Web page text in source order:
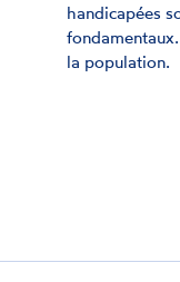
handicapées
la population.